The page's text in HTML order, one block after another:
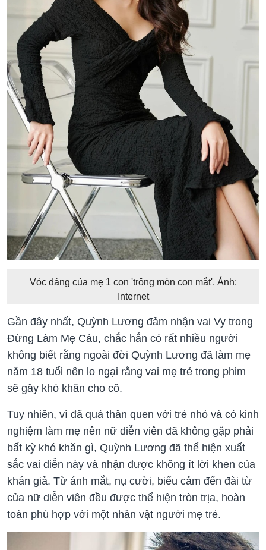
Vóc dáng của mẹ 1 con 'trông mòn con mắt'. Ảnh:
Internet
Gần đây nhất, Quỳnh Lương đảm nhận vai Vy trong
Đừng Làm Mẹ Cáu, chắc hẳn có rất nhiều người
không biết rằng ngoài đời Quỳnh Lương đã làm mẹ
năm 18 tuổi nên lo ngại rằng vai mẹ trẻ trong phim
sẽ gây khó khăn cho cô.
Tuy nhiên, vì đã quá thân quen với trẻ nhỏ và có kinh
nghiệm làm mẹ nên nữ diễn viên đã không gặp phải
bất kỳ khó khăn gì, Quỳnh Lương đã thể hiện xuất
sắc vai diễn này và nhận được không ít lời khen của
khán giả. Từ ánh mắt, nụ cười, biểu cảm đến đài từ
của nữ diễn viên đều được thể hiện tròn trịa, hoàn
toàn phù hợp với một nhân vật người mẹ trẻ.